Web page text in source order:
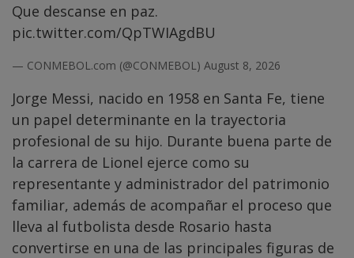
Que descanse en paz.
pic.twitter.com/QpTWIAgdBU
— CONMEBOL.com (@CONMEBOL) August 8, 2026
Jorge Messi, nacido en 1958 en Santa Fe, tiene
un papel determinante en la trayectoria
profesional de su hijo. Durante buena parte de
la carrera de Lionel ejerce como su
representante y administrador del patrimonio
familiar, además de acompañar el proceso que
lleva al futbolista desde Rosario hasta
convertirse en una de las principales figuras de